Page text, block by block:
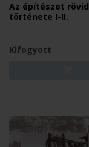
Az építészet rövid
története I-II.
Kifogyott